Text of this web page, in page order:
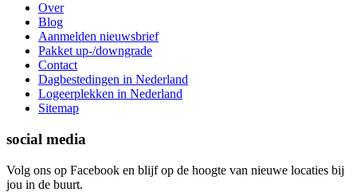
Over
Blog
Aanmelden nieuwsbrief
Pakket up-/downgrade
Contact
Dagbestedingen in Nederland
Logeerplekken in Nederland
Sitemap
social media
Volg ons op Facebook en blijf op de hoogte van nieuwe locaties bij
jou in de buurt.